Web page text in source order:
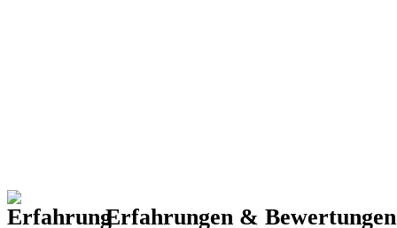
Erfahrungen &